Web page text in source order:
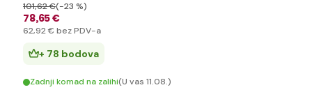
78,65 €
101,62 €(-23 %)
62,92 € bez PDV-a
+ 78 bodova
Zadnji komad na zalihi(U vas 11.08.)